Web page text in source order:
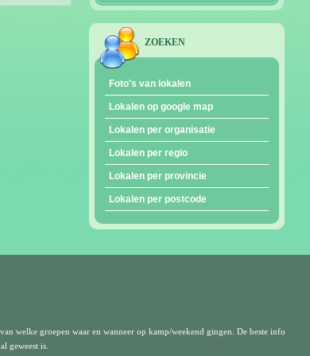
ZOEKEN
Foto's van lokalen
Lokalen op google map
Lokalen per organisatie
Lokalen per regio
Lokalen per provincie
Lokalen per postcode
welke groepen waar en wanneer op kamp/weekend gingen. De beste info
geweest is.